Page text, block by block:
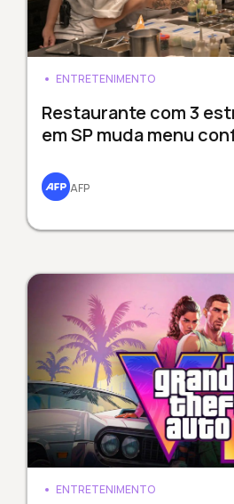
ENTRETENIMENTO
Restaurante com 3
em SP muda menu
AFP
ENTRETENIMENTO